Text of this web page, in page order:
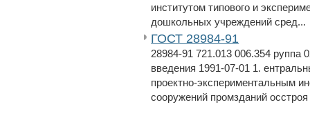
институтом типового и
дошкольных учреждений сред...
ГОСТ 28984-91
28984-91 721.013 006.354 руппа
введения 1991-07-01 1.
проектно-экспериментальным
сооружений промзданий осстроя